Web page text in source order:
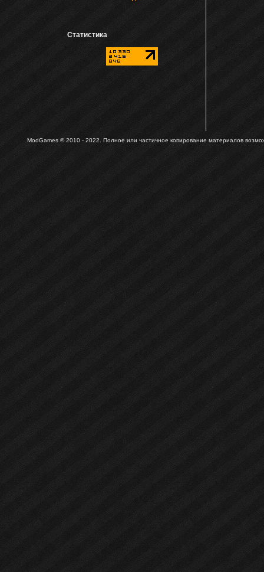
Статистика
ModGames © 2010 - 2022. Полное или частичное копирование материалов